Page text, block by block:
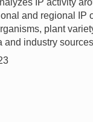
IP activity
and regional IP
plant
industry